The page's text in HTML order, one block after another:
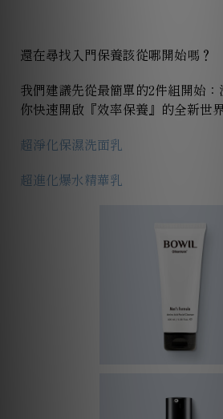
還在尋找入門保養該從哪開始嗎？
我們建議先從最簡單的2件組開始
你快速開啟『效率保養』的全新世
超淨化保濕洗面乳
超進化爆水精華乳